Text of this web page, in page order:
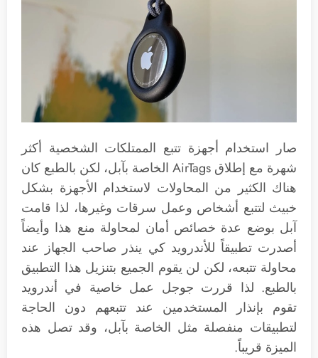
صار استخدام أجهزة تتبع الممتلكات الشخصية أكثر
شهرة مع إطلاق AirTags الخاصة بآبل، لكن بالطبع كان
هناك الكثير من المحاولات لاستخدام الأجهزة بشكل
خبيث لتتبع أشخاص وعمل سرقات وغيرها، لذا قامت
آبل بوضع عدة خصائص أمان لمحاولة منع هذا وأيضاً
أصدرت تطبيقاً للأندرويد كي ينذر صاحب الجهاز عند
محاولة تتبعه، لكن لن يقوم الجميع بتنزيل هذا التطبيق
بالطبع. لذا قررت جوجل عمل خاصية في أندرويد
تقوم بإنذار المستخدمين عند تتبعهم دون الحاجة
لتطبيقات منفصلة مثل الخاصة بآبل، وقد تصل هذه
الميزة قريباً.